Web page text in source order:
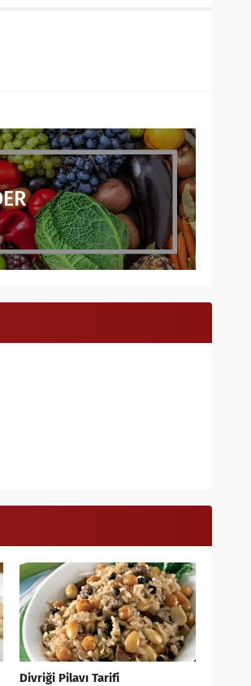
Divriği Pilavı Tarifi